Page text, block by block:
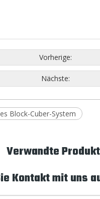
Vorherige:
Nächste:
Block-Cuber-System
Verwandte
Kontakt mit uns